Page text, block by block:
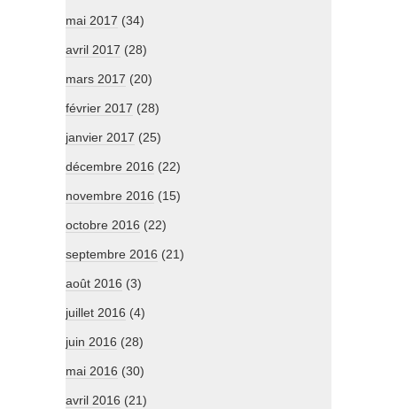
mai 2017 (34)
avril 2017 (28)
mars 2017 (20)
février 2017 (28)
janvier 2017 (25)
décembre 2016 (22)
novembre 2016 (15)
octobre 2016 (22)
septembre 2016 (21)
août 2016 (3)
juillet 2016 (4)
juin 2016 (28)
mai 2016 (30)
avril 2016 (21)